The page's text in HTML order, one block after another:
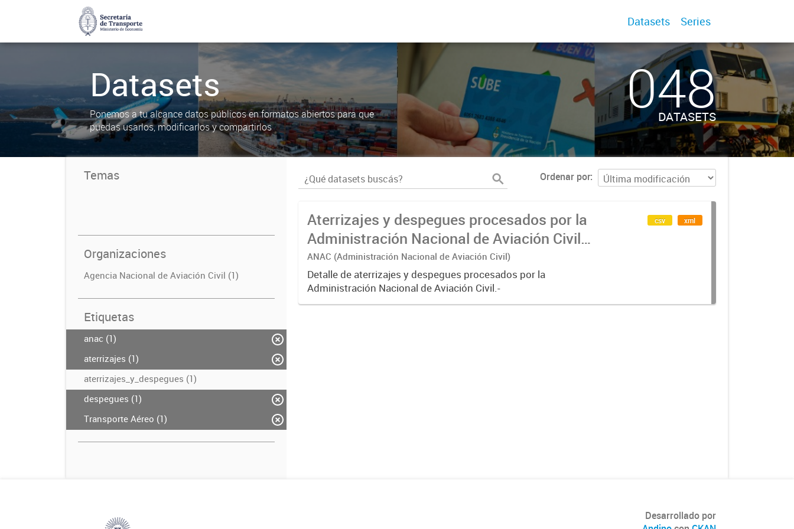
Datasets Series
Datasets
Ponemos a tu alcance datos públicos en formatos abiertos para que
puedas usarlos, modificarlos y compartirlos
048
DATASETS
Temas
Organizaciones
Agencia Nacional de Aviación Civil (1)
Etiquetas
anac (1)
aterrizajes (1)
aterrizajes_y_despegues (1)
despegues (1)
Transporte Aéreo (1)
Ordenar por
Aterrizajes y despegues procesados por la
Administración Nacional de Aviación Civil
(ANAC)
ANAC (Administración Nacional de Aviación Civil)
Detalle de aterrizajes y despegues procesados por la
Administración Nacional de Aviación Civil.-
csv xml
Desarrollado por